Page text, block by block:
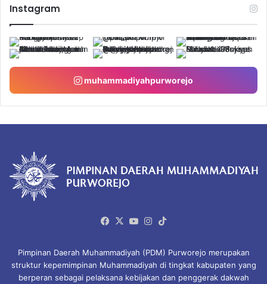
Instagram
muhammadiyahpurworejo
Facebook
X YouTubeInstagram
Pimpinan Daerah Muhammadiyah (PDM) Purworejo merupakan
struktur kepemimpinan Muhammadiyah di tingkat kabupaten yang
berperan sebagai pelaksana kebijakan dan penggerak dakwah